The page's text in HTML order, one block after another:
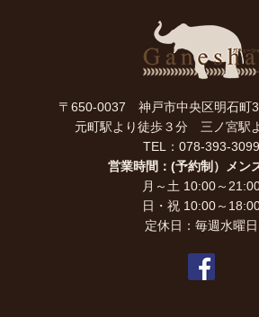
〒650-0037 神戸市中央区明石町
元町駅より徒歩３分 三ノ宮駅
TEL：078-393-3099
営業時間：(予約制）メン
月～土 10:00～
日・祝 10:00～
定休日：毎週水曜日